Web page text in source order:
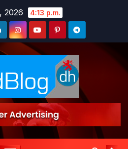
2026 4:13 p.m.